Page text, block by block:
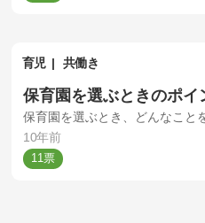
育児 共働き
保育園を選ぶときのポイ
保育園を選ぶとき、どんなこと
10年前
11